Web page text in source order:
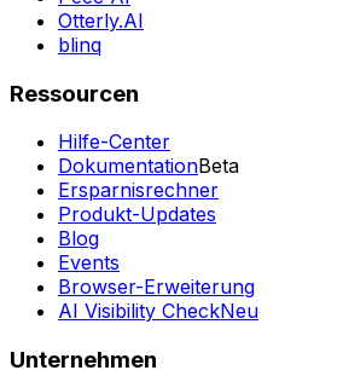
Otterly.AI
blinq
Ressourcen
Hilfe-Center
DokumentationBeta
Ersparnisrechner
Produkt-Updates
Blog
Events
Browser-Erweiterung
AI Visibility CheckNeu
Unternehmen